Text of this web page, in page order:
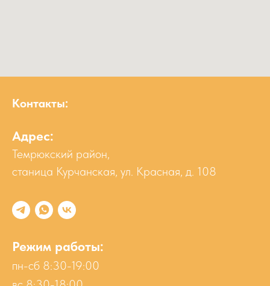
Контакты:
Адрес:
Темрюкский район,
станица Курчанская, ул. Красная, д. 108
Режим работы:
пн-сб 8:30-19:00